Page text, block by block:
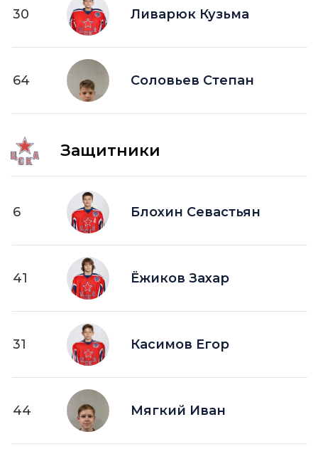
шайба забитая в большинстве на одного
игрока на площадке
+2 — шайба забитая в большинстве на двух
ПВ — шайба забитая в пустые ворота
30 Ливарюк Кузьма
64 Соловьев Степан
Защитники
6 Блохин Севастьян
41 Ёжиков Захар
31 Касимов Егор
44 Мягкий Иван